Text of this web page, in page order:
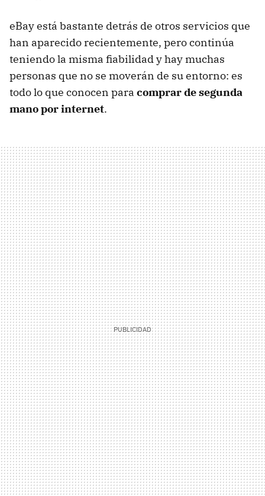
eBay está bastante detrás de otros servicios que
han aparecido recientemente, pero continúa
teniendo la misma fiabilidad y hay muchas
personas que no se moverán de su entorno: es
todo lo que conocen para comprar de segunda
mano por internet.